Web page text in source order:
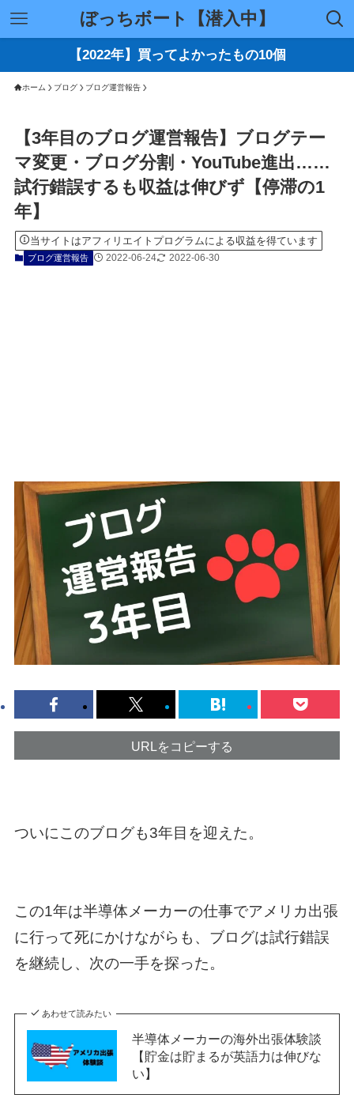
ぼっちボート【潜入中】
【2022年】買ってよかったもの10個
ホーム ブログ ブログ運営報告
【3年目のブログ運営報告】ブログテー
マ変更・ブログ分割・YouTube進出……
試行錯誤するも収益は伸びず【停滞の1
年】
当サイトはアフィリエイトプログラムによる収益を得ています
ブログ運営報告 2022-06-24 2022-06-30
URLをコピーする
ついにこのブログも3年目を迎えた。
この1年は半導体メーカーの仕事でアメリカ出張
に行って死にかけながらも、ブログは試行錯誤
を継続し、次の一手を探った。
あわせて読みたい
半導体メーカーの海外出張体験談
【貯金は貯まるが英語力は伸びな
い】